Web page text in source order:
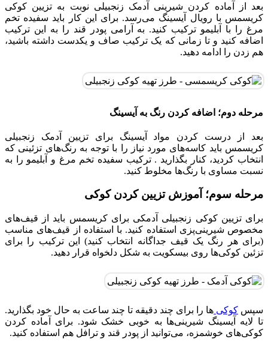
بعد از آماده کردن شیرینی آدمک زنجبیلی نوبت به تزیین کوکی
کریسمس با رویال آیسینگ می‌رسد. برای این کار باید سفیده تخم
مرغ را با آبلیمو ترکیب کنید. به آرامی پودر قند را به این ترکیب
اضافه کنید و تا زمانی که یک ترکیب صاف و یکدست داشته باشید،
هم زدن را ادامه دهید.
مرحله دوم؛ اضافه کردن رنگ به آیسینگ
بعد از درست کردن مواد آیسینگ برای تزیین آدمک زنجبیلی
کریسمس باید کاسه‌های مورد نیاز را با توجه به رنگ‌های تزئینی که
انتخاب کردید، کنار بگذارید . ترکیب سفیده تخم مرغ و آبلیمو را به
نسبت مساوی با رنگ‌ها مخلوط کنید.
مرحله سوم؛ آموزش تزیین کردن کوکی
برای تزیین کوکی زنجبیلی آدمکی برای کریسمس باید از قیف‌های
مخصوص شیرینی‌پزی استفاده کنید. با استفاده از قیف‌های مناسب
(برای هر رنگ یک قیف جداگانه انتخاب کنید) این ترکیب را برای
تزئین کوکی‌ها روی بیسکویت به شکل دلخواه قرار دهید.
سپس کوکی‌ ها را برای چند دقیقه تا چند ساعت به حال خود بگذارید.
تا لایه آیسینگ شیرینی‌ها به خوبی خشک شود. برای آماده کردن
کوکی‌های خوشمزه، می‌توانید از پودر قند و ترافل هم استفاده کنید.